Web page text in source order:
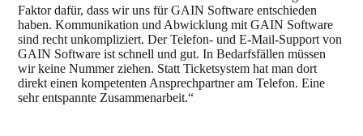
Faktor dafür, dass wir uns für GAIN Software entschieden
haben. Kommunikation und Abwicklung mit GAIN Software
sind recht unkompliziert. Der Telefon- und E-Mail-Support von
GAIN Software ist schnell und gut. In Bedarfsfällen müssen
wir keine Nummer ziehen. Statt Ticketsystem hat man dort
direkt einen kompetenten Ansprechpartner am Telefon. Eine
sehr entspannte Zusammenarbeit.“